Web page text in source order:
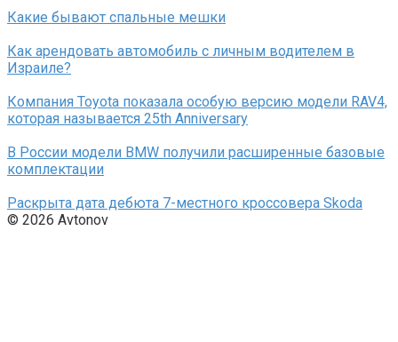
Какие бывают спальные мешки
Как арендовать автомобиль с личным водителем в
Израиле?
Компания Toyota показала особую версию модели RAV4,
которая называется 25th Anniversary
В России модели BMW получили расширенные базовые
комплектации
Раскрыта дата дебюта 7-местного кроссовера Skoda
© 2026 Avtonov